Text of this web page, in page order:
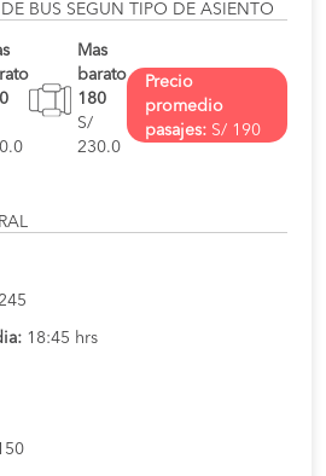
DE BUS SEGUN TIPO DE ASIENTO
Mas
barato
180
S/
230.0
Precio
promedio
pasajes: S/ 190
18:45 hrs